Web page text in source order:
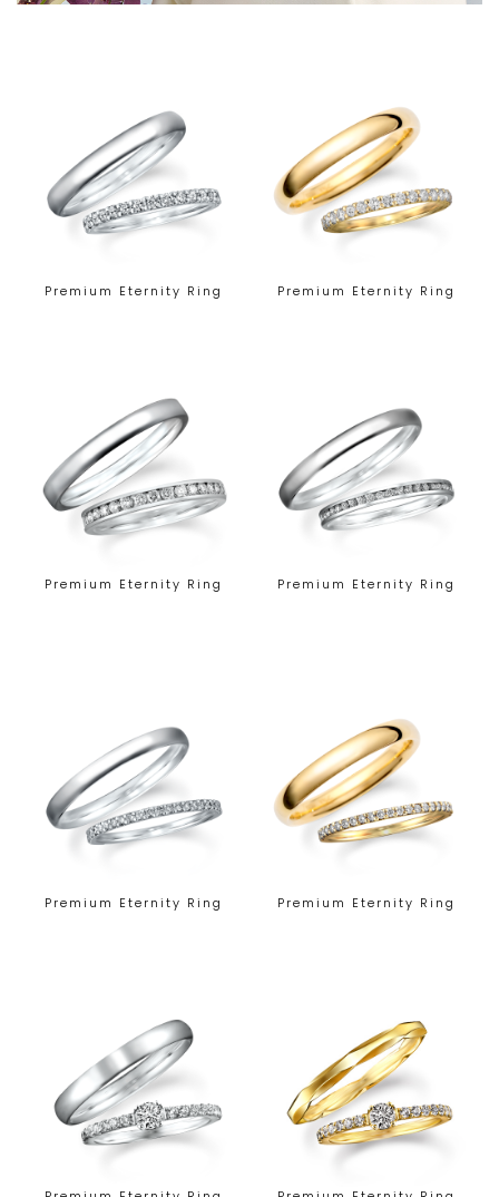
Premium Eternity Ring Premium Eternity Ring
Premium Eternity Ring Premium Eternity Ring
Premium Eternity Ring Premium Eternity Ring